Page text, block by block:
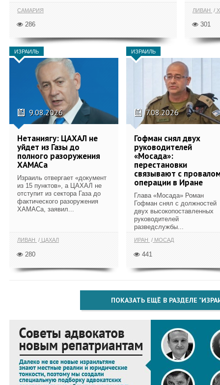
САМАРИЯ
286
ЛИВАН
301
ИЗРАИЛЬ
9.08.2026
Нетаниягу: ЦАХАЛ не
уйдет из Газы до
полного разоружения
ХАМАСа
Израиль отвергает «документ
из 15 пунктов», а ЦАХАЛ не
отступит из сектора Газа до
фактического разоружения
ХАМАСа, заявил...
ЛИВАН ЦАХАЛ
280
ИЗРАИЛЬ
7.08.2026
Гофман снял двух
руководителей
«Мосада»:
перестановки
связывают с
операции в Иране
Глава «Мосада» Роман
Гофман снял с должностей
двух высокопоставленных
руководителей
разведслужбы...
ИРАН МОСАД
441
ПОКАЗАТЬ ЕЩЁ В РАЗДЕЛЕ